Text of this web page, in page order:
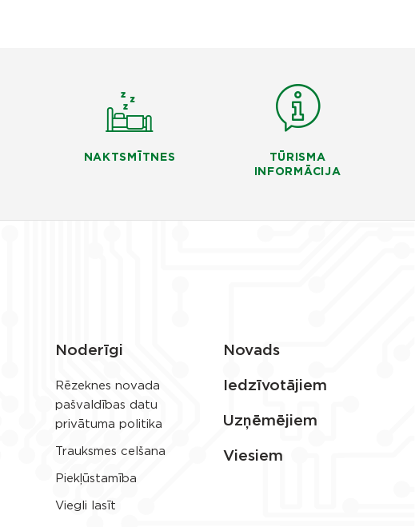
NAKTSMĪTNES
TŪRISMA
INFORMĀCIJA
Noderīgi
Rēzeknes novada
pašvaldības datu
privātuma politika
Trauksmes celšana
Piekļūstamība
Viegli lasīt
Novads
Iedzīvotājiem
Uzņēmējiem
Viesiem